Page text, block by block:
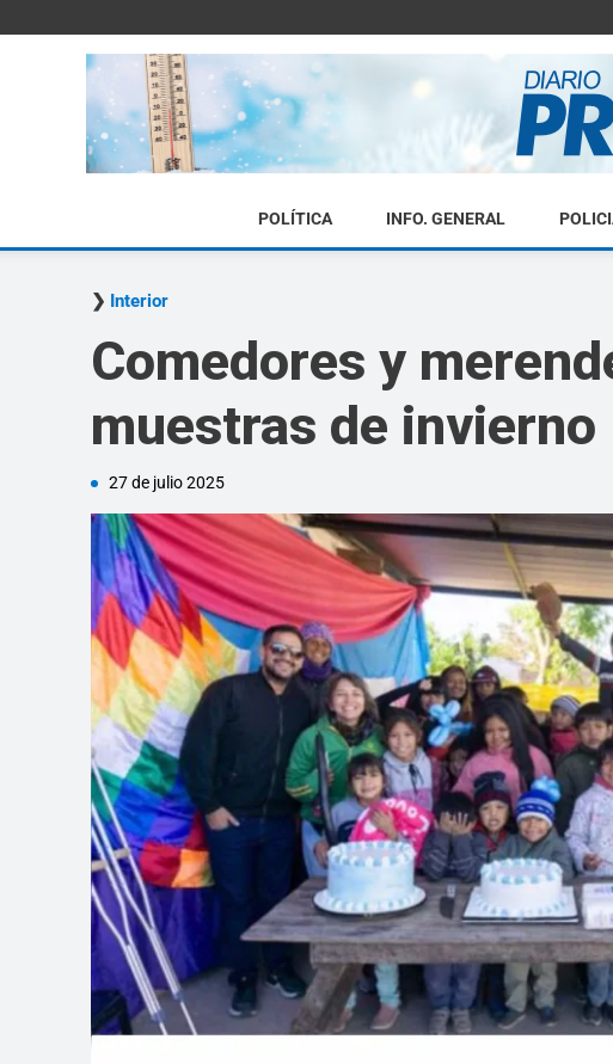
POLÍTICA INFO. GENERAL
Interior
Comedores y
muestras de invierno
27 de julio 2025